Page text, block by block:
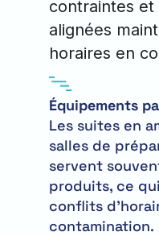
contraintes et
alignées
horaires en
Équipements
Les suites en
salles de
servent
produits, ce
conflits
contamination.